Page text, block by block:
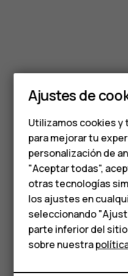
Teléfonos
media
Teléfonos
personas
HMD Terra
Comprar
Mi cuenta
Ajustes de
Utilizamos cookies
para mejorar tu
personalización de
"Aceptar todas",
otras tecnologías
los ajustes en
seleccionando
parte inferior del
sobre nuestra